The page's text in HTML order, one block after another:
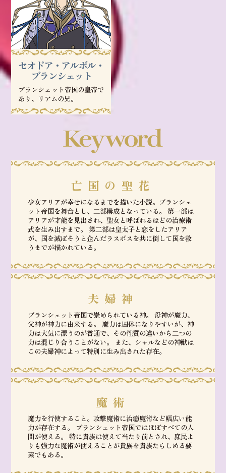
セオドア・アルボル・
ブランシェット
ブランシェット帝国の皇帝で
あり、リアムの兄。
亡国の聖花
少女アリアが幸せになるまでを描いた小説。ブランシェ
ット帝国を舞台とし、二部構成となっている。 第一部は
アリアが才能を見出され、聖女と呼ばれるほどの治療術
式を生み出すまで。 第二部は皇太子と恋をしたアリア
が、国を滅ぼそうと企んだラスボスを共に倒して国を救
うまでが描かれている。
夫婦神
ブランシェット帝国で崇められている神。 母神が魔力、
父神が神力に由来する。 魔力は固体になりやすいが、神
力は大気に漂うのが普通で、その性質の違いから二つの
力は混じり合うことがない。 また、シャルなどの神獣は
この夫婦神によって特別に生み出された存在。
魔術
魔力を行使すること。攻撃魔術に治癒魔術など幅広い能
力が存在する。 ブランシェット帝国ではほぼすべての人
間が使える。 特に貴族は使えて当たり前とされ、庶民よ
りも強力な魔術が使えることが貴族を貴族たらしめる要
素でもある。